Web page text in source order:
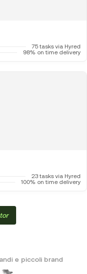
75 tasks via Hyred
98% on time delivery
23 tasks via Hyred
100% on time delivery
e piccoli brand